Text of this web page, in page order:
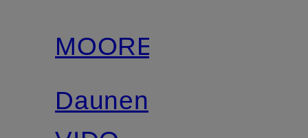
MOORER
Daunenparka